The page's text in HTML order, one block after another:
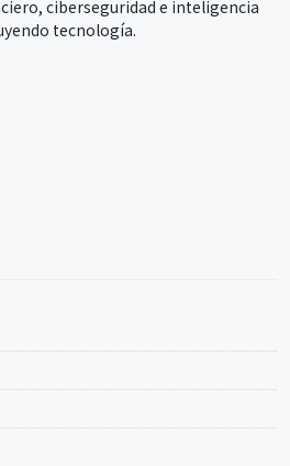
ciberseguridad e inteligencia
tecnología.